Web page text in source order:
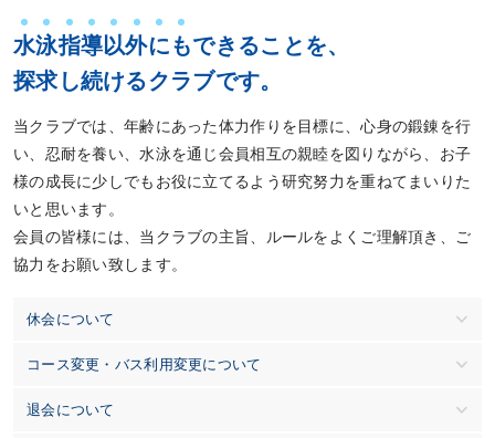
水泳指導以外にもできることを、
探求し続けるクラブです。
当クラブでは、年齢にあった体力作りを目標に、心身の鍛錬を行
い、忍耐を養い、水泳を通じ会員相互の親睦を図りながら、お子
様の成長に少しでもお役に立てるよう研究努力を重ねてまいりた
いと思います。
会員の皆様には、当クラブの主旨、ルールをよくご理解頂き、ご
協力をお願い致します。
休会について
コース変更・バス利用変更について
退会について